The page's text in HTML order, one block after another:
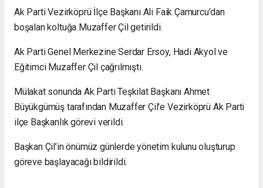
Ak Parti Vezirköprü İlçe Başkanı Ali Faik Çamurcu’dan
boşalan koltuğa Muzaffer Çil getirildi.
Ak Parti Genel Merkezine Serdar Ersoy, Hadi Akyol ve
Eğitimci Muzaffer Çil çağrılmıştı.
Mülakat sonunda Ak Parti Teşkilat Başkanı Ahmet
Büyükgümüş tarafından Muzaffer Çil'e Vezirköprü Ak Parti
ilçe Başkanlık görevi verildi.
Başkan Çil’in önümüz günlerde yönetim kulunu oluşturup
göreve başlayacağı bildirildi.